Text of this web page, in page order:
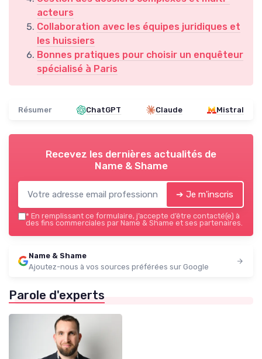
acteurs
Collaboration avec les équipes juridiques et
les huissiers
Bonnes pratiques pour choisir un enquêteur
spécialisé à Paris
Résumer ChatGPT Claude Mistral
Recevez les dernières actualités de
Name & Shame
➔ Je m'inscris
* En remplissant ce formulaire, j’accepte d’être contacté(e) à
des fins commerciales par Name & Shame et ses partenaires.
Name & Shame
Ajoutez-nous à vos sources préférées sur Google
Parole d'experts